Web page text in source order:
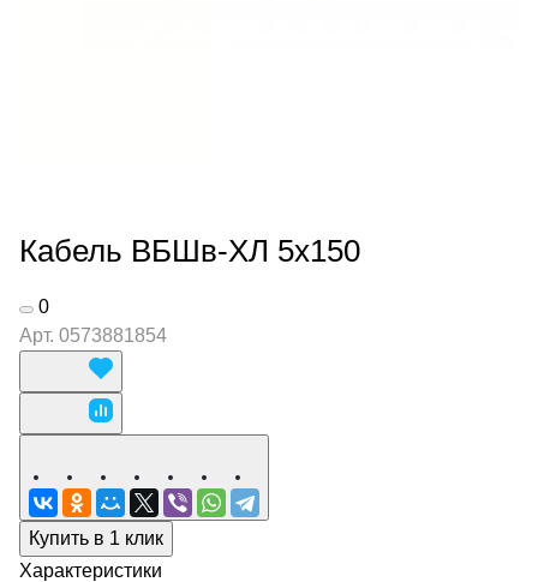
Кабель ВБШв-ХЛ 5х150
0
Арт. 0573881854
Купить в 1 клик
Характеристики